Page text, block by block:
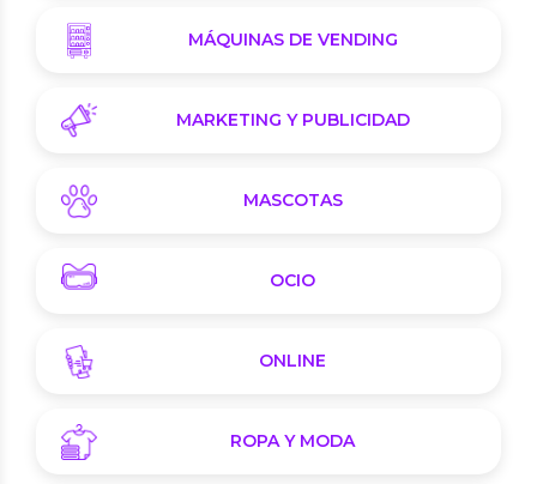
MÁQUINAS DE VENDING
MARKETING Y PUBLICIDAD
MASCOTAS
OCIO
ONLINE
ROPA Y MODA